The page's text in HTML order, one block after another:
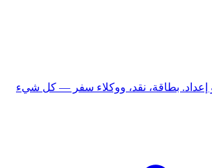
بطاقة، نقد، ووكلاء سفر — كل شيء